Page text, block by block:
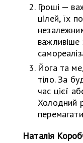
Гроші —
цілей, їх
важливіше
Йога та
тіло. За
час цієї
Холодний
Наталія